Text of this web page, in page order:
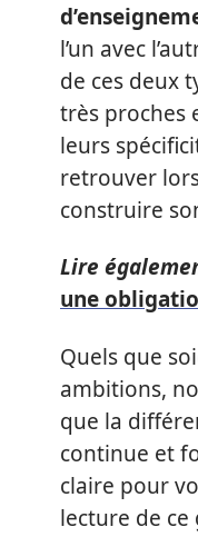
l’un avec
de ces deux
très proches
leurs
retrouver
construire
Lire
une
Quels que
ambitions,
que la
continue et
claire pour
lecture de